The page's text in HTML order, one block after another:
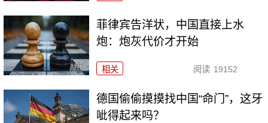
菲律宾告洋状，中国直接上水
炮：炮灰代价才开始
相关 阅读 19152
德国偷偷摸摸找中国“命门”，这牙
呲得起来吗？